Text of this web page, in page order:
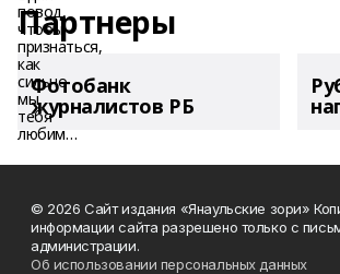
Партнеры
Фотобанк
журналистов РБ
© 2026 Сайт издания «Янаульские зори»
информации сайта разрешено только с
администрации.
Об использовании персональных данных